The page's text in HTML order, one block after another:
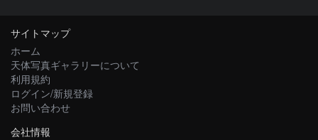
サイトマップ
ホーム
天体写真ギャラリーについて
利用規約
ログイン/新規登録
お問い合わせ
会社情報